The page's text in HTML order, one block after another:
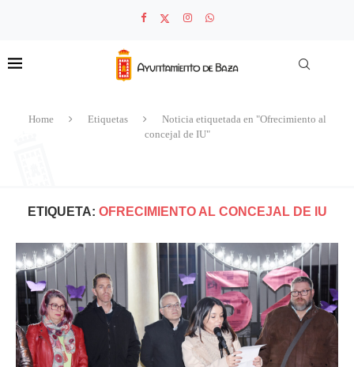
Home Etiquetas
Noticia etiquetada en "Ofrecimiento al
concejal de IU"
ETIQUETA: OFRECIMIENTO AL CONCEJAL DE IU